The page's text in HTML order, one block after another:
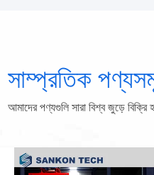
সাম্প্রতিক
আমাদের পণ্যগুলি সারা বিশ্ব জুড়ে